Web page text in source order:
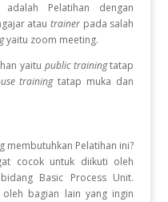
adalah Pelatihan dengan
atautrainer pada salah
yaitu zoom meeting.
yaitu public trainingtatap
trainingtatap muka dan
membutuhkan Pelatihan ini?
cocok untuk diikuti oleh
Basic Process Unit.
bagian lain yang ingin